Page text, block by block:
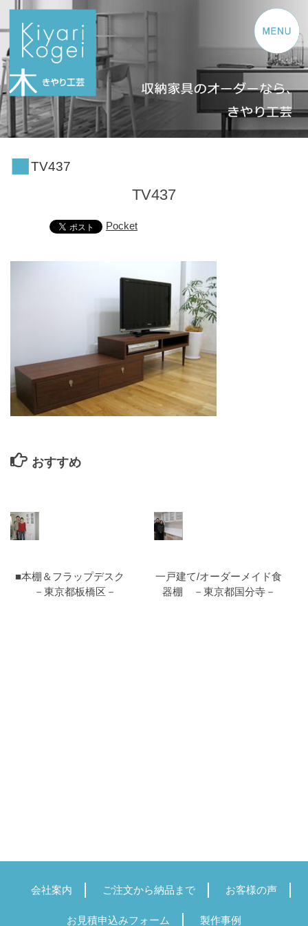
コンテンツへスキップ
TV437
TV437
Pocket
おすすめ
■本棚＆フラップデスク
－東京都板橋区－
一戸建て/オーダーメイド食
器棚 －東京都国分寺－
会社案内 ご注文から納品まで お客様の声
お見積申込みフォーム 製作事例